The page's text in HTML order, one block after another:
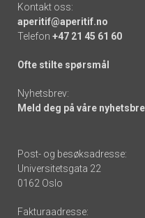
Kontakt oss:
aperitif@aperitif.no
Telefon +47 21 45 61 60
Ofte stilte spørsmål
Nyhetsbrev:
Meld deg på våre
Post- og besøksadresse:
Universitetsgata 22
0162 Oslo
Fakturaadresse: